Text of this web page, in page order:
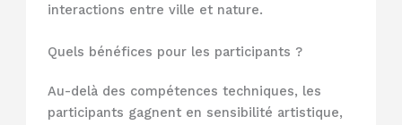
interactions entre ville et nature.
Quels bénéfices pour les participants ?
Au-delà des compétences techniques, les
participants gagnent en sensibilité artistique,